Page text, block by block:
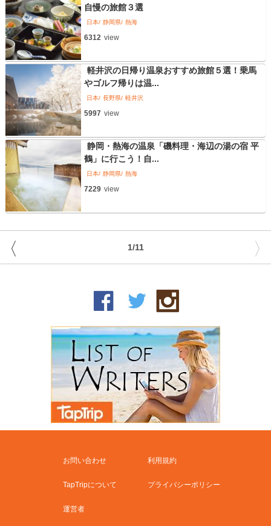
自慢の旅館３選
日本 静岡県 熱海
6312 view
軽井沢の日帰り温泉おすすめ旅館５選！乗馬
やゴルフ帰りは温...
日本 長野県 軽井沢
5997 view
静岡・熱海の温泉「磯料理・海辺の湯の宿 平
鶴」に行こう！自...
日本 静岡県 熱海
7229 view
1/11
〈 〉
お問い合わせ 利用規約
TapTripについて プライバシーポリシー
運営者